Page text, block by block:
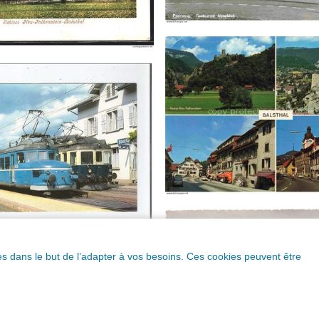
dans le but de l’adapter à vos besoins. Ces cookies peuvent être